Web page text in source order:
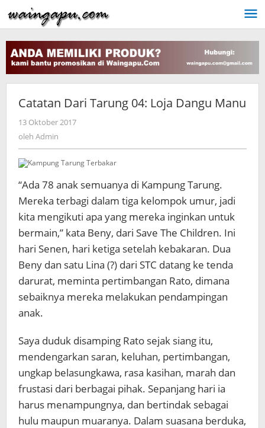
ke
konten
Catatan Dari Tarung 04: Loja Dangu Manu
13 Oktober 2017
oleh Admin
“Ada 78 anak semuanya di Kampung Tarung.
Mereka terbagi dalam tiga kelompok umur, jadi
kita mengikuti apa yang mereka inginkan untuk
bermain,” kata Beny, dari Save The Children. Ini
hari Senen, hari ketiga setelah kebakaran. Dua
Beny dan satu Lina (?) dari STC datang ke tenda
darurat, meminta pertimbangan Rato, dimana
sebaiknya mereka melakukan pendampingan
anak.
Saya duduk disamping Rato sejak siang itu,
mendengarkan saran, keluhan, pertimbangan,
ungkap belasungkawa, rasa kasihan, marah dan
frustasi dari berbagai pihak. Sepanjang hari ia
harus menampungnya, dan bertindak sebagai
hulu maupun muaranya. Dalam suasana berduka,